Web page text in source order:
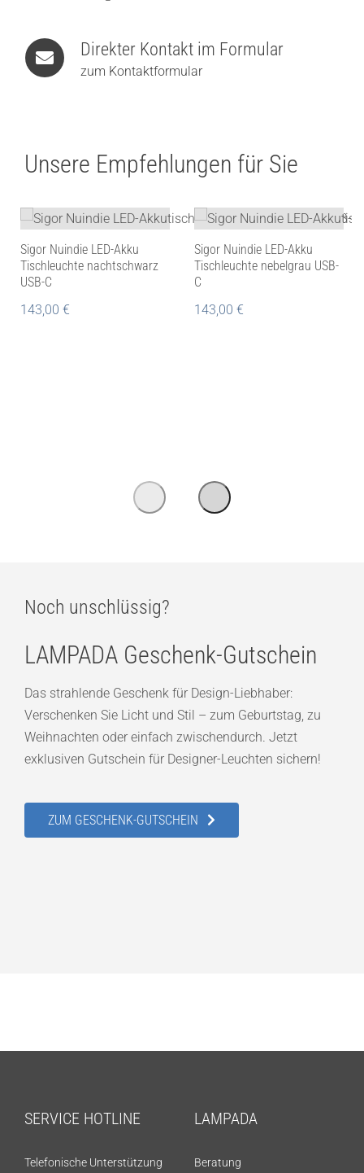
Direkter Kontakt im Formular
zum Kontaktformular
Unsere Empfehlungen für Sie
Sigor Nuindie LED-Akku
Tischleuchte nachtschwarz
USB-C
143,00 €
Sigor Nuindie LED-Akku
Tischleuchte nebelgrau USB-
C
143,00 €
Noch unschlüssig?
LAMPADA Geschenk-Gutschein
Das strahlende Geschenk für Design-Liebhaber:
Verschenken Sie Licht und Stil – zum Geburtstag, zu
Weihnachten oder einfach zwischendurch. Jetzt
exklusiven Gutschein für Designer-Leuchten sichern!
ZUM GESCHENK-GUTSCHEIN
SERVICE HOTLINE
Telefonische Unterstützung
LAMPADA
Beratung